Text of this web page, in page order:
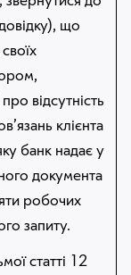
що
відсутність
клієнта
банк надає у
документа
робочих
запиту.
статті 12